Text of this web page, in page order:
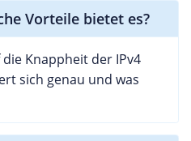
Vorteile bietet es?
Knappheit der IPv4
sich genau und was